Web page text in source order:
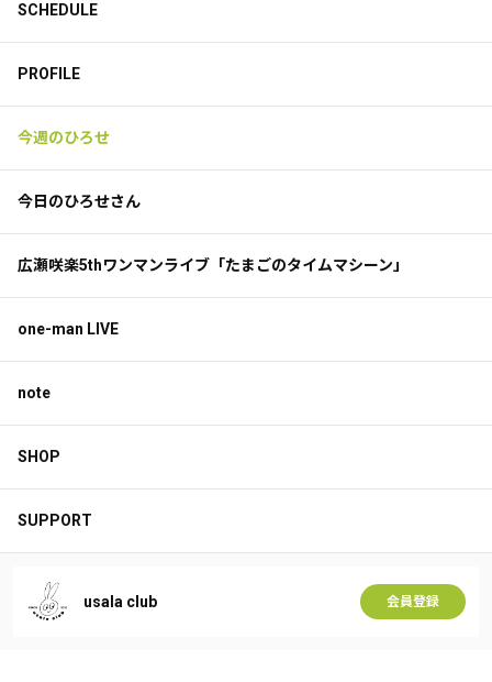
SCHEDULE
PROFILE
今週のひろせ
今日のひろせさん
広瀬咲楽5thワンマンライブ「たまごのタイムマシーン」
one-man LIVE
note
SHOP
SUPPORT
usala club 会員登録